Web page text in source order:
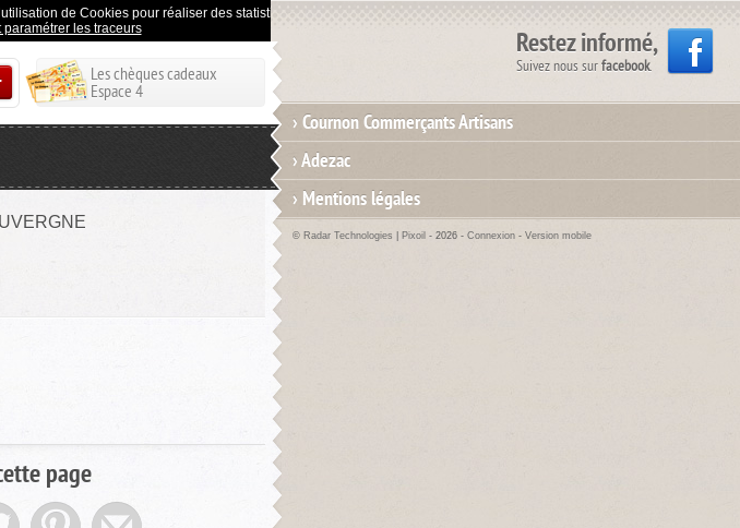
de Cookies pour réaliser des statistiques de visites.
paramétrer les traceurs